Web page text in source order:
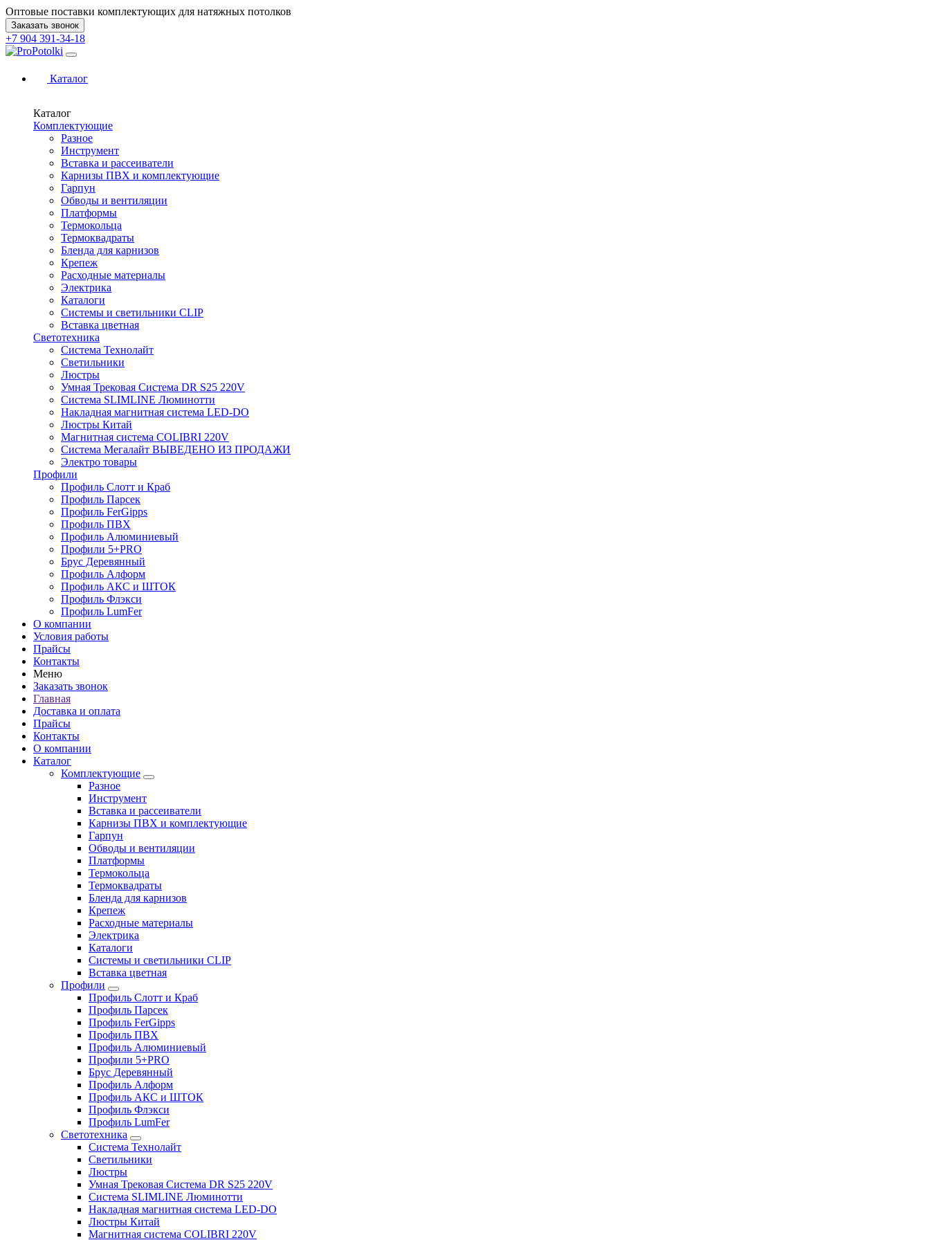
Оптовые поставки комплектующих для натяжных потолков
Заказать звонок
+7 904 391-34-18
Каталог
Каталог
Комплектующие
Разное
Инструмент
Вставка и рассеиватели
Карнизы ПВХ и комплектующие
Гарпун
Обводы и вентиляции
Платформы
Термокольца
Термоквадраты
Бленда для карнизов
Крепеж
Расходные материалы
Электрика
Каталоги
Системы и светильники CLIP
Вставка цветная
Светотехника
Система Технолайт
Светильники
Люстры
Умная Трековая Система DR S25 220V
Система SLIMLINE Люминотти
Накладная магнитная система LED-DO
Люстры Китай
Магнитная система COLIBRI 220V
Система Мегалайт ВЫВЕДЕНО ИЗ ПРОДАЖИ
Электро товары
Профили
Профиль Слотт и Краб
Профиль Парсек
Профиль FerGipps
Профиль ПВХ
Профиль Алюминиевый
Профили 5+PRO
Брус Деревянный
Профиль Алформ
Профиль АКС и ШТОК
Профиль Флэкси
Профиль LumFer
О компании
Условия работы
Прайсы
Контакты
Меню
Заказать звонок
Главная
Доставка и оплата
Прайсы
Контакты
О компании
Каталог
Комплектующие
Разное
Инструмент
Вставка и рассеиватели
Карнизы ПВХ и комплектующие
Гарпун
Обводы и вентиляции
Платформы
Термокольца
Термоквадраты
Бленда для карнизов
Крепеж
Расходные материалы
Электрика
Каталоги
Системы и светильники CLIP
Вставка цветная
Профили
Профиль Слотт и Краб
Профиль Парсек
Профиль FerGipps
Профиль ПВХ
Профиль Алюминиевый
Профили 5+PRO
Брус Деревянный
Профиль Алформ
Профиль АКС и ШТОК
Профиль Флэкси
Профиль LumFer
Светотехника
Система Технолайт
Светильники
Люстры
Умная Трековая Система DR S25 220V
Система SLIMLINE Люминотти
Накладная магнитная система LED-DO
Люстры Китай
Магнитная система COLIBRI 220V